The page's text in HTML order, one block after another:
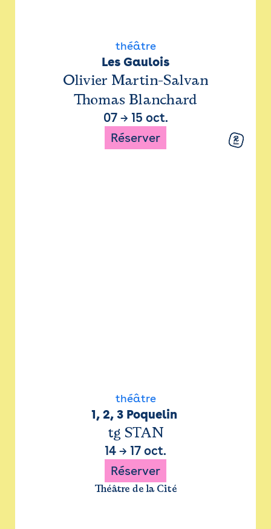
théâtre
Les Gaulois
Olivier Martin-Salvan
Thomas Blanchard
07→ 15 oct.
Réserver
théâtre
1, 2, 3 Poquelin
tg STAN
14 → 17 oct.
Réserver
Théâtre de la Cité